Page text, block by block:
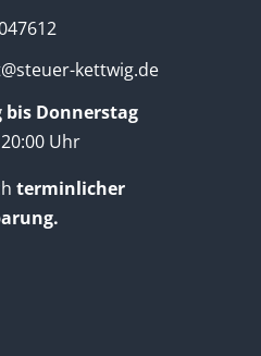
kettwig.de
bis Donnerstag
Uhr
terminlicher